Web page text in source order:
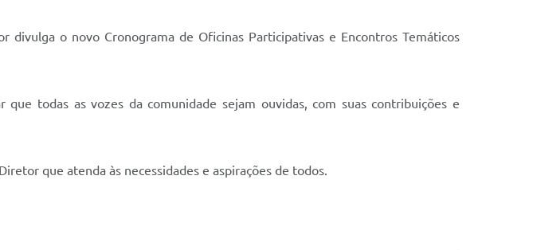
o novo Cronograma de Oficinas Participativas e Encontros Temáticos
todas as vozes da comunidade sejam ouvidas, com suas contribuições e
que atenda às necessidades e aspirações de todos.